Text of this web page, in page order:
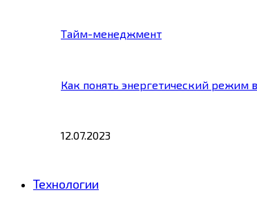
Тайм-менеджмент
Как понять энергетический режим
12.07.2023
Технологии